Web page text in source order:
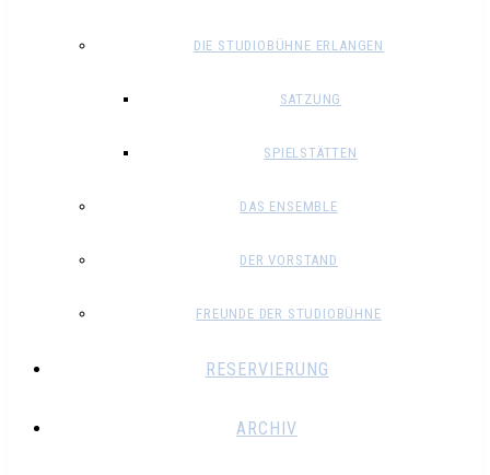
DIE STUDIOBÜHNE ERLANGEN
SATZUNG
SPIELSTÄTTEN
DAS ENSEMBLE
DER VORSTAND
FREUNDE DER STUDIOBÜHNE
RESERVIERUNG
ARCHIV